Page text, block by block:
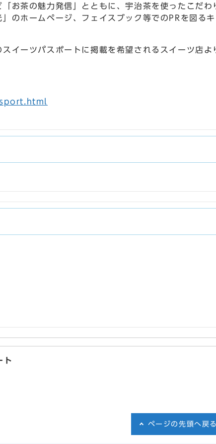
お茶の魅力発信」とともに、宇治茶を使ったこだわ
のホームページ、フェイスブック等でのPRを図るキ
イーツパスポートに掲載を希望されるスイーツ店よ
ト
ページの先頭へ戻る